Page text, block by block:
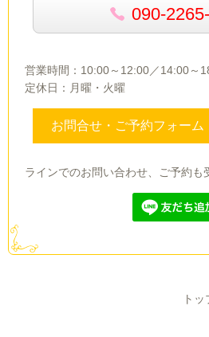
090-
営業時間：10:00～12:00／14:00～
定休日：月曜・火曜
お問合せ・ご予約フォーム
ラインでのお問い合わせ、ご予約も
ト